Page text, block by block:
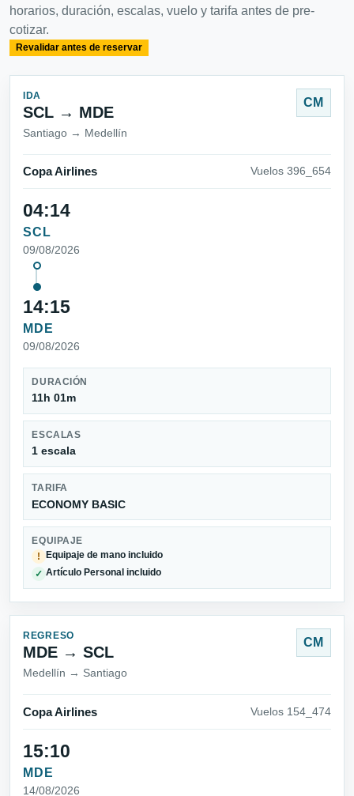
horarios, duración, escalas, vuelo y tarifa antes de pre-
cotizar.
Revalidar antes de reservar
IDA
SCL → MDE
Santiago → Medellín
CM
Copa Airlines Vuelos 396_654
04:14
SCL
09/08/2026
14:15
MDE
09/08/2026
DURACIÓN
11h 01m
ESCALAS
1 escala
TARIFA
ECONOMY BASIC
EQUIPAJE
!
Equipaje de mano incluido
✓ Artículo Personal incluido
REGRESO
MDE → SCL
Medellín → Santiago
CM
Copa Airlines Vuelos 154_474
15:10
MDE
14/08/2026